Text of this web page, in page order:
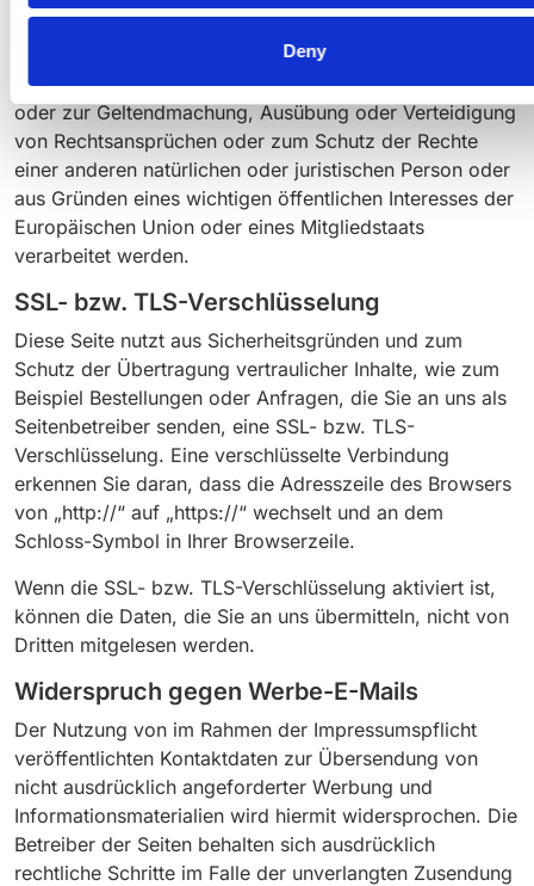
Deny
Wenn Sie die Verarbeitung Ihrer personenbezogenen
Daten eingeschränkt haben, dürfen diese Daten – von
ihrer Speicherung abgesehen – nur mit Ihrer Einwilligung
oder zur Geltendmachung, Ausübung oder Verteidigung
von Rechtsansprüchen oder zum Schutz der Rechte
einer anderen natürlichen oder juristischen Person oder
aus Gründen eines wichtigen öffentlichen Interesses der
Europäischen Union oder eines Mitgliedstaats
verarbeitet werden.
SSL- bzw. TLS-Verschlüsselung
Diese Seite nutzt aus Sicherheitsgründen und zum
Schutz der Übertragung vertraulicher Inhalte, wie zum
Beispiel Bestellungen oder Anfragen, die Sie an uns als
Seitenbetreiber senden, eine SSL- bzw. TLS-
Verschlüsselung. Eine verschlüsselte Verbindung
erkennen Sie daran, dass die Adresszeile des Browsers
von „http://“ auf „https://“ wechselt und an dem
Schloss-Symbol in Ihrer Browserzeile.
Wenn die SSL- bzw. TLS-Verschlüsselung aktiviert ist,
können die Daten, die Sie an uns übermitteln, nicht von
Dritten mitgelesen werden.
Widerspruch gegen Werbe-E-Mails
Der Nutzung von im Rahmen der Impressumspflicht
veröffentlichten Kontaktdaten zur Übersendung von
nicht ausdrücklich angeforderter Werbung und
Informationsmaterialien wird hiermit widersprochen. Die
Betreiber der Seiten behalten sich ausdrücklich
rechtliche Schritte im Falle der unverlangten Zusendung